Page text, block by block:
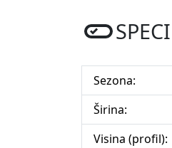
Sezona:
Širina:
Visina (profil):